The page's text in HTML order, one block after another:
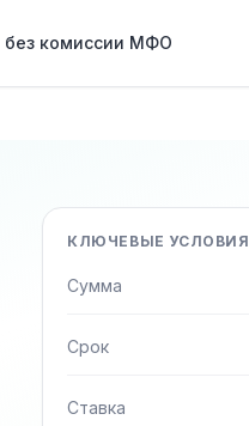
без комиссии МФО
КЛЮЧЕВЫЕ УСЛОВИЯ
Сумма
Срок
Ставка